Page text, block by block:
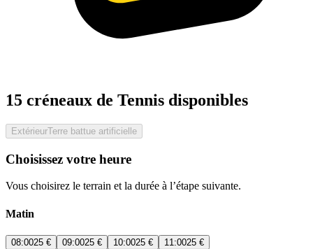
15 créneaux de Tennis disponibles
ExtérieurTerre battue artificielle
Choisissez votre heure
Vous choisirez le terrain et la durée à l’étape suivante.
Matin
08:0025 € 09:0025 € 10:0025 € 11:0025 €